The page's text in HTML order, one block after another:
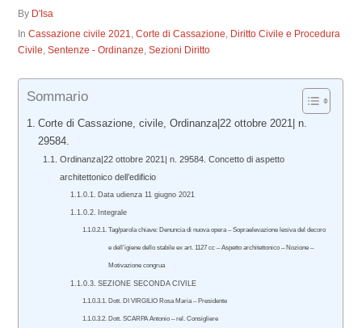
By D'Isa
InCassazione civile 2021,Corte di Cassazione, Diritto Civile e Procedura
Civile,Sentenze - Ordinanze,Sezioni Diritto
Sommario
Corte di Cassazione, civile, Ordinanza|22 ottobre 2021| n.
29584.
Ordinanza|22 ottobre 2021| n. 29584. Concetto di aspetto
architettonico dell’edificio
Data udienza 11 giugno 2021
Integrale
Tag/parola chiave: Denuncia di nuova opera – Sopraelevazione lesiva del decoro
e dell’igiene dello stabile ex art. 1127 cc – Aspetto architettonico – Nozione –
Motivazione congrua
SEZIONE SECONDA CIVILE
Dott. DI VIRGILIO Rosa Maria – Presidente
Dott. SCARPA Antonio – rel. Consigliere